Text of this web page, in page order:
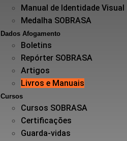
Manual de Identidade Visual
Medalha SOBRASA
Dados Afogamento
Boletins
Repórter SOBRASA
Artigos
Livros e Manuais
Cursos
Cursos SOBRASA
Certificações
Guarda-vidas